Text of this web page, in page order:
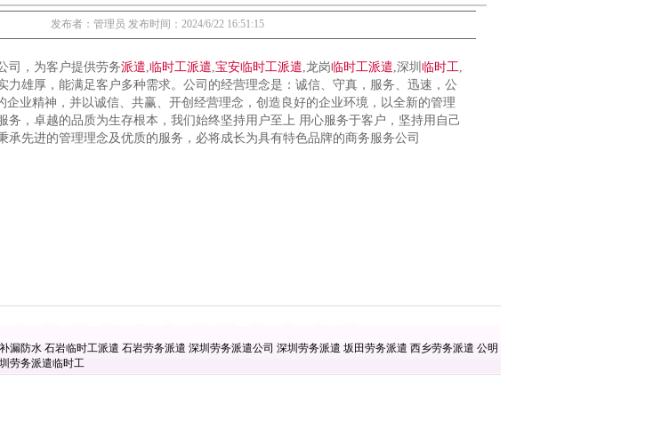
发布者：管理员 发布时间：2024/6/22 16:51:15
司，为客户提供劳务派遣,临时工派遣,宝安临时工派遣,龙岗临时工派遣,深圳 临时工,
力雄厚，能满足客户多种需求。公司的经营理念是：诚信、守真，服务、迅速，公
企业精神，并以诚信、共赢、开创经营理念，创造良好的企业环境，以全新的管理
务，卓越的品质为生存根本，我们始终坚持用户至上 用心服务于客户，坚持用自己
承先进的管理理念及优质的服务，必将成长为具有特色品牌的商务服务公司
漏防水 石岩临时工派遣 石岩劳务派遣 深圳劳务派遣公司 深圳劳务派遣 坂田劳务派遣 西乡劳务派遣 公明
劳务派遣临时工